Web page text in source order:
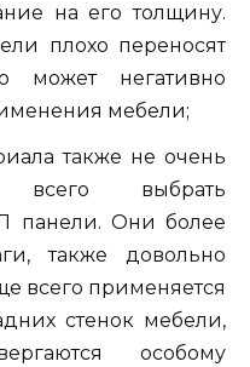
на его толщину.
плохо переносят
может негативно
мебели;
также не очень
выбрать
панели. Они более
также довольно
всего применяется
стенок мебели,
особому